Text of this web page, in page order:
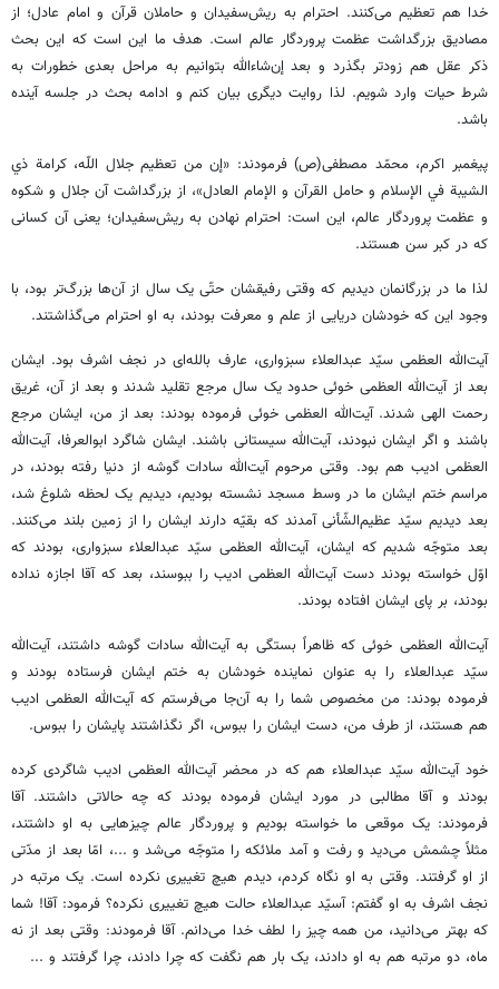
خدا هم تعظیم می‌کنند. احترام به ریش‌سفیدان و حاملان قرآن و امام عادل؛ از
مصادیق بزرگداشت عظمت پروردگار عالم است. هدف ما این است که این بحث
ذکر عقل هم زودتر بگذرد و بعد إن‌شاءالله بتوانیم به مراحل بعدی خطورات به
شرط حیات وارد شویم. لذا روایت دیگری بیان کنم و ادامه بحث در جلسه آینده
باشد.
پیغمبر اکرم، محمّد مصطفی(ص) فرمودند: «إن‌ من‌ تعظيم‌ جلال اللّه، کرامة ذي
الشيبة في الإسلام و حامل القرآن و الإمام العادل»، از بزرگداشت آن جلال و شکوه
و عظمت پروردگار عالم، این است: احترام نهادن به ریش‌سفیدان؛ یعنی آن کسانی
که در کبر سن هستند.
لذا ما در بزرگانمان دیدیم که وقتی رفیقشان حتّی یک سال از آن‌ها بزرگ‌تر بود، با
وجود این که خودشان دریایی از علم و معرفت بودند، به او احترام می‌گذاشتند.
آیت‌الله العظمی سیّد عبدالعلاء سبزواری، عارف بالله‌ای در نجف اشرف بود. ایشان
بعد از آیت‌الله العظمی خوئی حدود یک سال مرجع تقلید شدند و بعد از آن، غریق
رحمت الهی شدند. آیت‌الله العظمی خوئی فرموده بودند: بعد از من، ایشان مرجع
باشند و اگر ایشان نبودند، آیت‌الله سیستانی باشند. ایشان شاگرد ابوالعرفا، آیت‌الله
العظمی ادیب هم بود. وقتی مرحوم آیت‌الله سادات گوشه از دنیا رفته بودند، در
مراسم ختم ایشان ما در وسط مسجد نشسته بودیم، دیدیم یک لحظه شلوغ شد،
بعد دیدیم سیّد عظیم‌الشّأنی آمدند که بقیّه دارند ایشان را از زمین بلند می‌کنند.
بعد متوجّه شدیم که ایشان، آیت‌الله العظمی سیّد عبدالعلاء سبزواری، بودند که
اوّل خواسته بودند دست آیت‌الله العظمی ادیب را ببوسند، بعد که آقا اجازه نداده
بودند، بر پای ایشان افتاده بودند.
آیت‌الله العظمی خوئی که ظاهراً بستگی به آیت‌الله سادات گوشه داشتند، آیت‌الله
سیّد عبدالعلاء را به عنوان نماینده خودشان به ختم ایشان فرستاده بودند و
فرموده بودند: من مخصوص شما را به آن‌جا می‌فرستم که آیت‌الله العظمی ادیب
هم هستند، از طرف من، دست ایشان را ببوس، اگر نگذاشتند پایشان را ببوس.
خود آیت‌الله سیّد عبدالعلاء هم که در محضر آیت‌الله العظمی ادیب شاگردی کرده
بودند و آقا مطالبی در مورد ایشان فرموده بودند که چه حالاتی داشتند. آقا
فرمودند: یک موقعی ما خواسته بودیم و پروردگار عالم چیزهایی به او داشتند،
مثلاً چشمش می‌دید و رفت و آمد ملائکه را متوجّه می‌شد و ...، امّا بعد از مدّتی
از او گرفتند. وقتی به او نگاه کردم، دیدم هیچ تغییری نکرده است. یک مرتبه در
نجف اشرف به او گفتم: آسیّد عبدالعلاء حالت هیچ تغییری نکرده؟ فرمود: آقا! شما
که بهتر می‌دانید، من همه چیز را لطف خدا می‌دانم. آقا فرمودند: وقتی بعد از نه
ماه، دو مرتبه هم به او دادند، یک بار هم نگفت که چرا دادند، چرا گرفتند و ...